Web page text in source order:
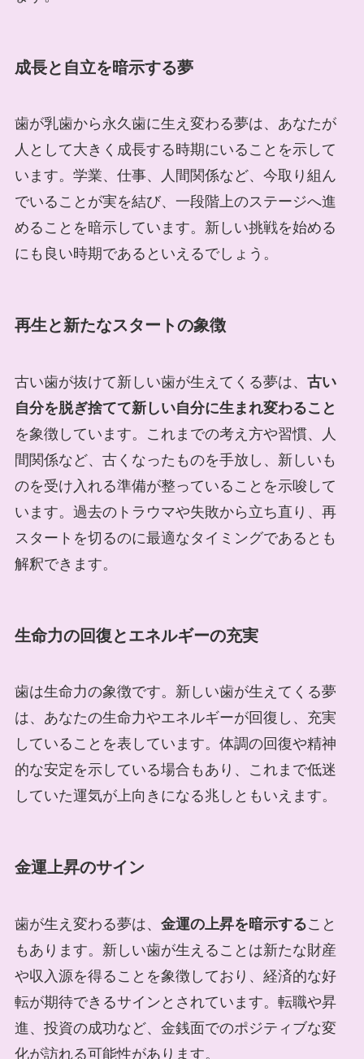
成長と自立を暗示する夢
歯が乳歯から永久歯に生え変わる夢は、あなたが
人として大きく成長する時期にいることを示して
います。学業、仕事、人間関係など、今取り組ん
でいることが実を結び、一段階上のステージへ進
めることを暗示しています。新しい挑戦を始める
にも良い時期であるといえるでしょう。
再生と新たなスタートの象徴
古い歯が抜けて新しい歯が生えてくる夢は、 古い
自分を脱ぎ捨てて新しい自分に生まれ変わること
を象徴しています。これまでの考え方や習慣、人
間関係など、古くなったものを手放し、新しいも
のを受け入れる準備が整っていることを示唆して
います。過去のトラウマや失敗から立ち直り、再
スタートを切るのに最適なタイミングであるとも
解釈できます。
生命力の回復とエネルギーの充実
歯は生命力の象徴です。新しい歯が生えてくる夢
は、あなたの生命力やエネルギーが回復し、充実
していることを表しています。体調の回復や精神
的な安定を示している場合もあり、これまで低迷
していた運気が上向きになる兆しともいえます。
金運上昇のサイン
歯が生え変わる夢は、 金運の上昇を暗示すること
もあります。新しい歯が生えることは新たな財産
や収入源を得ることを象徴しており、経済的な好
転が期待できるサインとされています。転職や昇
進、投資の成功など、金銭面でのポジティブな変
化が訪れる可能性があります。